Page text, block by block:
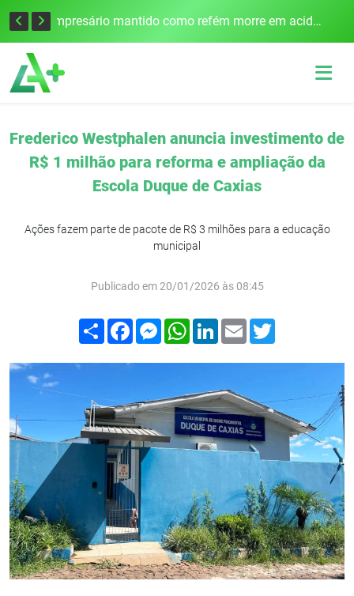
Edital para construção de ponte entre Itapiranga e Barra do Guarita deve ser lançado no segundo semestre Empresário mantido como refém morre em acidente após assalto em Cerro Largo
Frederico Westphalen anuncia investimento de
R$ 1 milhão para reforma e ampliação da
Escola Duque de Caxias
Ações fazem parte de pacote de R$ 3 milhões para a educação
municipal
Publicado em 20/01/2026 às 08:45
Compartilhar
FacebookMessenger
WhatsApp
LinkedIn
Email